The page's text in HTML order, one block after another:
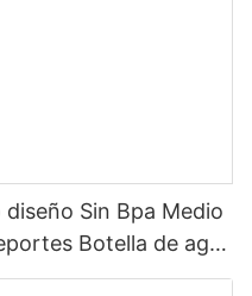
Sin Bpa Medio
Botella de agua
con